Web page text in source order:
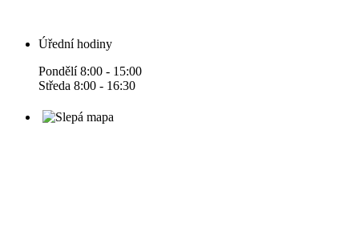
Úřední hodiny
Pondělí 8:00 - 15:00
Středa 8:00 - 16:30